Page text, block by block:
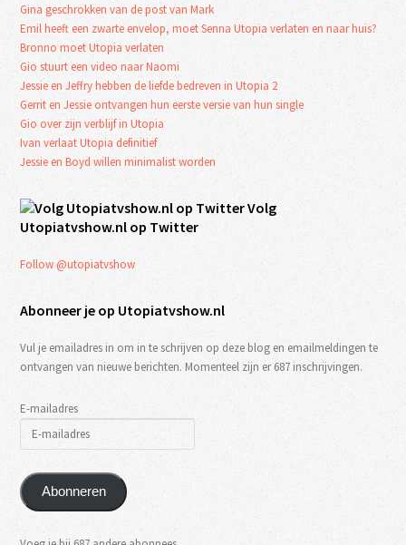
Gina geschrokken van de post van Mark
Emil heeft een zwarte envelop, moet Senna Utopia verlaten en naar huis?
Bronno moet Utopia verlaten
Gio stuurt een video naar Naomi
Jessie en Jeffry hebben de liefde bedreven in Utopia 2
Gerrit en Jessie ontvangen hun eerste versie van hun single
Gio over zijn verblijf in Utopia
Ivan verlaat Utopia definitief
Jessie en Boyd willen minimalist worden
Volg
Utopiatvshow.nl op Twitter
Follow @utopiatvshow
Abonneer je op Utopiatvshow.nl
Vul je emailadres in om in te schrijven op deze blog en emailmeldingen te
ontvangen van nieuwe berichten. Momenteel zijn er 687 inschrijvingen.
E-mailadres
Abonneren